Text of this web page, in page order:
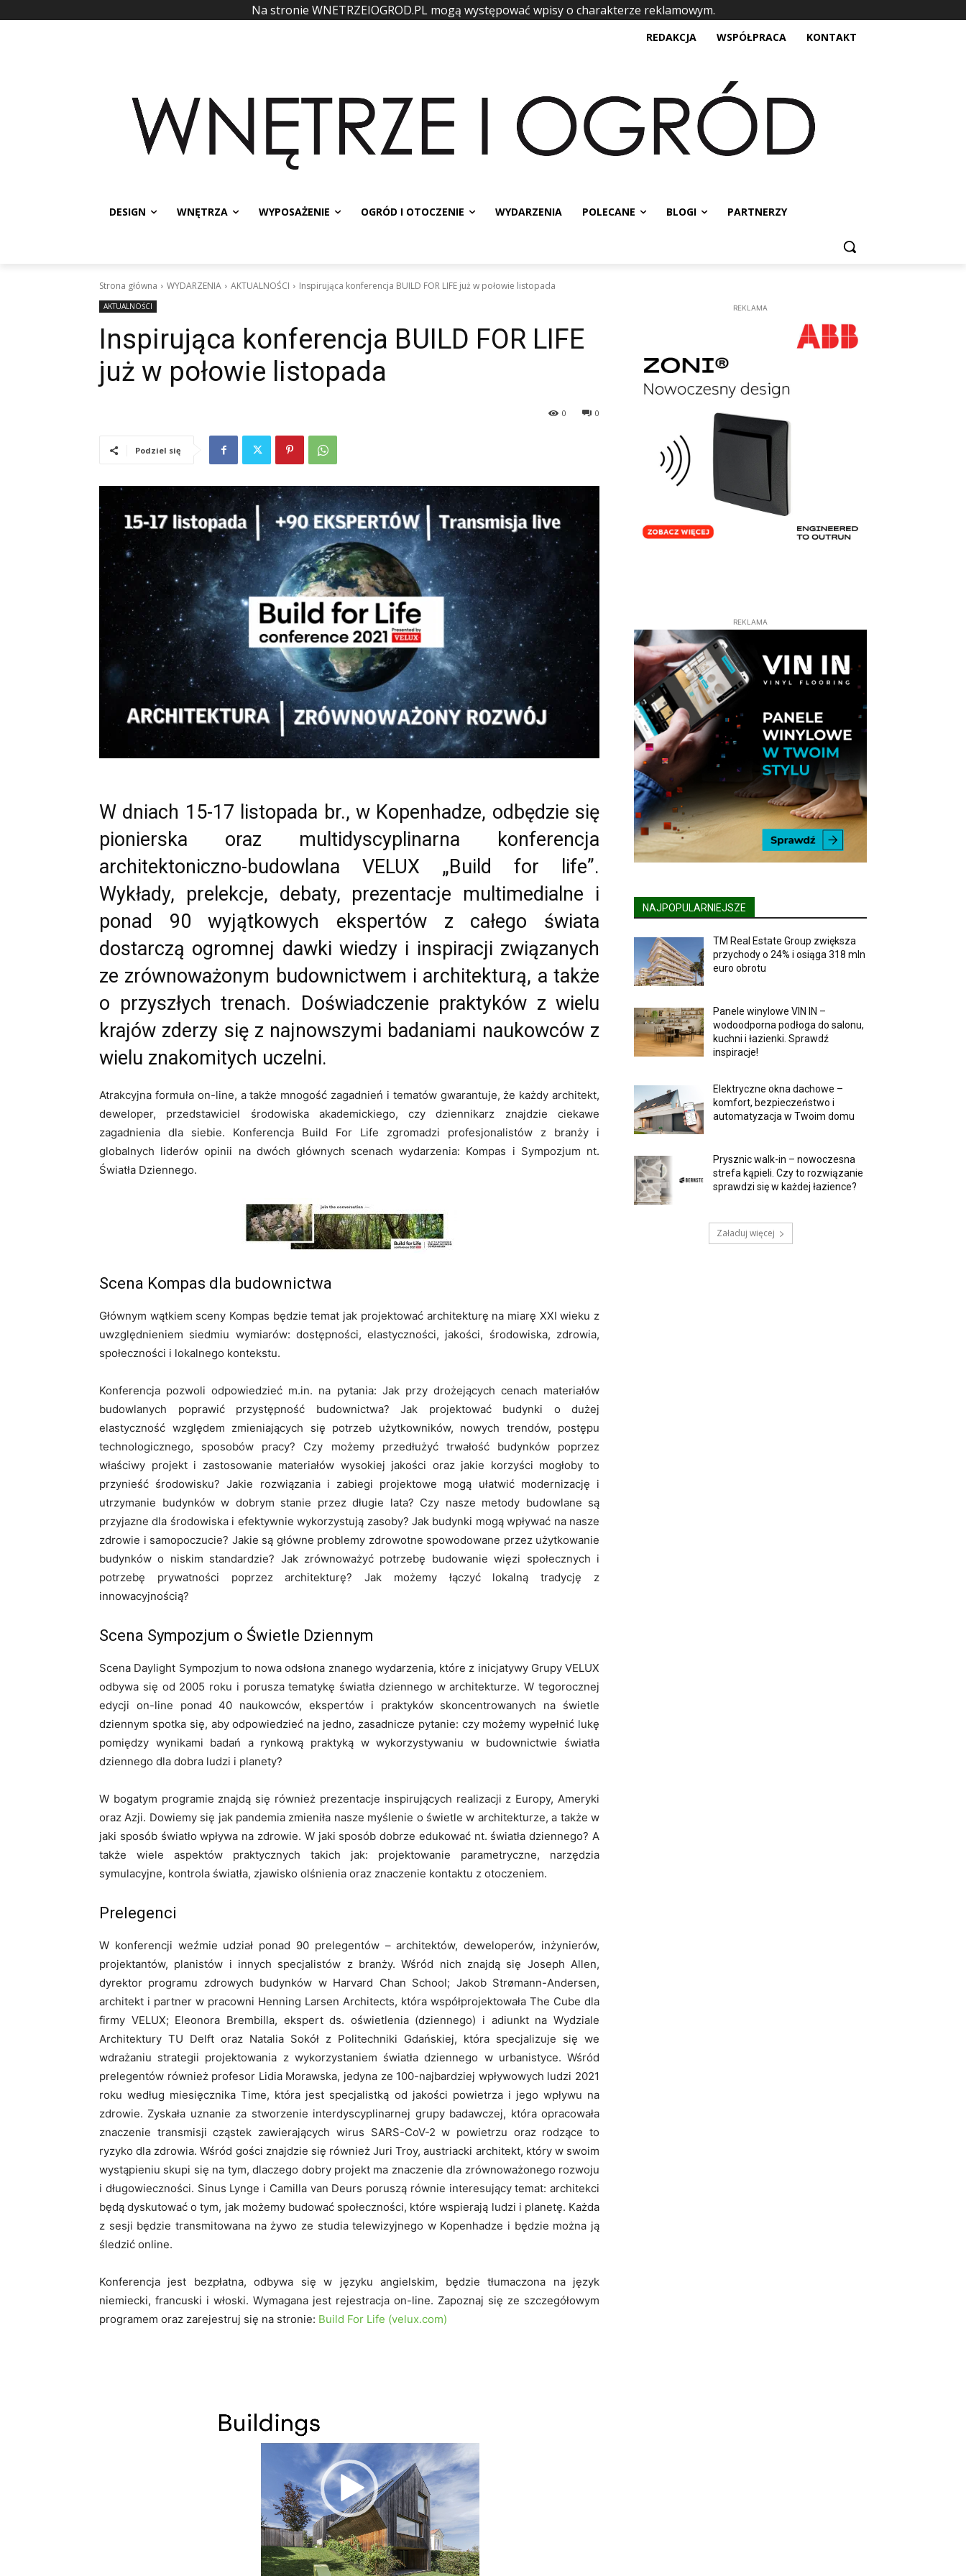
Na stronie WNETRZEIOGROD.PL mogą występować wpisy o charakterze reklamowym.
REDAKCJA WSPÓŁPRACA KONTAKT
DESIGN WNĘTRZA WYPOSAŻENIE OGRÓD I OTOCZENIE WYDARZENIA POLECANE BLOGI PARTNERZY
Strona główna WYDARZENIA AKTUALNOŚCI Inspirująca konferencja BUILD FOR LIFE już w połowie listopada
AKTUALNOŚCI
Inspirująca konferencja BUILD FOR LIFE
już w połowie listopada
0
0
Podziel się
W dniach 15-17 listopada br., w Kopenhadze, odbędzie się
pionierska oraz multidyscyplinarna konferencja
architektoniczno-budowlana VELUX „Build for life”.
Wykłady, prelekcje, debaty, prezentacje multimedialne i
ponad 90 wyjątkowych ekspertów z całego świata
dostarczą ogromnej dawki wiedzy i inspiracji związanych
ze zrównoważonym budownictwem i architekturą, a także
o przyszłych trenach. Doświadczenie praktyków z wielu
krajów zderzy się z najnowszymi badaniami naukowców z
wielu znakomitych uczelni.
Atrakcyjna formuła on-line, a także mnogość zagadnień i tematów gwarantuje, że każdy architekt,
deweloper, przedstawiciel środowiska akademickiego, czy dziennikarz znajdzie ciekawe
zagadnienia dla siebie. Konferencja Build For Life zgromadzi profesjonalistów z branży i
globalnych liderów opinii na dwóch głównych scenach wydarzenia: Kompas i Sympozjum nt.
Światła Dziennego.
Scena Kompas dla budownictwa
Głównym wątkiem sceny Kompas będzie temat jak projektować architekturę na miarę XXI wieku z
uwzględnieniem siedmiu wymiarów: dostępności, elastyczności, jakości, środowiska, zdrowia,
społeczności i lokalnego kontekstu.
Konferencja pozwoli odpowiedzieć m.in. na pytania: Jak przy drożejących cenach materiałów
budowlanych poprawić przystępność budownictwa? Jak projektować budynki o dużej
elastyczność względem zmieniających się potrzeb użytkowników, nowych trendów, postępu
technologicznego, sposobów pracy? Czy możemy przedłużyć trwałość budynków poprzez
właściwy projekt i zastosowanie materiałów wysokiej jakości oraz jakie korzyści mogłoby to
przynieść środowisku? Jakie rozwiązania i zabiegi projektowe mogą ułatwić modernizację i
utrzymanie budynków w dobrym stanie przez długie lata? Czy nasze metody budowlane są
przyjazne dla środowiska i efektywnie wykorzystują zasoby? Jak budynki mogą wpływać na nasze
zdrowie i samopoczucie? Jakie są główne problemy zdrowotne spowodowane przez użytkowanie
budynków o niskim standardzie? Jak zrównoważyć potrzebę budowanie więzi społecznych i
potrzebę prywatności poprzez architekturę? Jak możemy łączyć lokalną tradycję z
innowacyjnością?
Scena Sympozjum o Świetle Dziennym
Scena Daylight Sympozjum to nowa odsłona znanego wydarzenia, które z inicjatywy Grupy VELUX
odbywa się od 2005 roku i porusza tematykę światła dziennego w architekturze. W tegorocznej
edycji on-line ponad 40 naukowców, ekspertów i praktyków skoncentrowanych na świetle
dziennym spotka się, aby odpowiedzieć na jedno, zasadnicze pytanie: czy możemy wypełnić lukę
pomiędzy wynikami badań a rynkową praktyką w wykorzystywaniu w budownictwie światła
dziennego dla dobra ludzi i planety?
W bogatym programie znajdą się również prezentacje inspirujących realizacji z Europy, Ameryki
oraz Azji. Dowiemy się jak pandemia zmieniła nasze myślenie o świetle w architekturze, a także w
jaki sposób światło wpływa na zdrowie. W jaki sposób dobrze edukować nt. światła dziennego? A
także wiele aspektów praktycznych takich jak: projektowanie parametryczne, narzędzia
symulacyjne, kontrola światła, zjawisko olśnienia oraz znaczenie kontaktu z otoczeniem.
Prelegenci
W konferencji weźmie udział ponad 90 prelegentów – architektów, deweloperów, inżynierów,
projektantów, planistów i innych specjalistów z branży. Wśród nich znajdą się Joseph Allen,
dyrektor programu zdrowych budynków w Harvard Chan School; Jakob Strømann-Andersen,
architekt i partner w pracowni Henning Larsen Architects, która współprojektowała The Cube dla
firmy VELUX; Eleonora Brembilla, ekspert ds. oświetlenia (dziennego) i adiunkt na Wydziale
Architektury TU Delft oraz Natalia Sokół z Politechniki Gdańskiej, która specjalizuje się we
wdrażaniu strategii projektowania z wykorzystaniem światła dziennego w urbanistyce. Wśród
prelegentów również profesor Lidia Morawska, jedyna ze 100-najbardziej wpływowych ludzi 2021
roku według miesięcznika Time, która jest specjalistką od jakości powietrza i jego wpływu na
zdrowie. Zyskała uznanie za stworzenie interdyscyplinarnej grupy badawczej, która opracowała
znaczenie transmisji cząstek zawierających wirus SARS-CoV-2 w powietrzu oraz rodzące to
ryzyko dla zdrowia. Wśród gości znajdzie się również Juri Troy, austriacki architekt, który w swoim
wystąpieniu skupi się na tym, dlaczego dobry projekt ma znaczenie dla zrównoważonego rozwoju
i długowieczności. Sinus Lynge i Camilla van Deurs poruszą równie interesujący temat: architekci
będą dyskutować o tym, jak możemy budować społeczności, które wspierają ludzi i planetę. Każda
z sesji będzie transmitowana na żywo ze studia telewizyjnego w Kopenhadze i będzie można ją
śledzić online.
Konferencja jest bezpłatna, odbywa się w języku angielskim, będzie tłumaczona na język
niemiecki, francuski i włoski. Wymagana jest rejestracja on-line. Zapoznaj się ze szczegółowym
programem oraz zarejestruj się na stronie: Build For Life (velux.com)
REKLAMA
REKLAMA
NAJPOPULARNIEJSZE
TM Real Estate Group zwiększa
przychody o 24% i osiąga 318 mln
euro obrotu
Panele winylowe VIN IN –
wodoodporna podłoga do salonu,
kuchni i łazienki. Sprawdź
inspiracje!
Elektryczne okna dachowe –
komfort, bezpieczeństwo i
automatyzacja w Twoim domu
Prysznic walk-in – nowoczesna
strefa kąpieli. Czy to rozwiązanie
sprawdzi się w każdej łazience?
Załaduj więcej